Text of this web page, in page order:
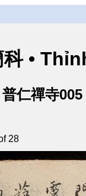
科 •
普仁禪寺005
28